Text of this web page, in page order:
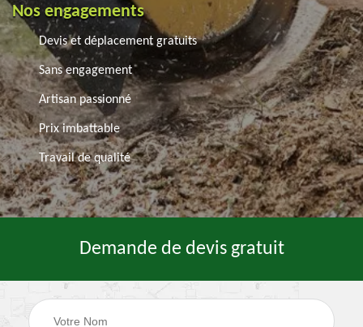
Nos engagements
Devis et déplacement gratuits
Sans engagement
Artisan passionné
Prix imbattable
Travail de qualité
Demande de devis gratuit